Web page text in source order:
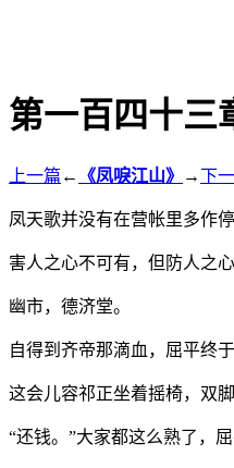
第一百四十三
上一篇 ← 《凤唳江山》 →下
凤天歌并没有在营帐里多作
害人之心不可有，但防人之
幽市，德济堂。
自得到齐帝那滴血，屈平终
这会儿容祁正坐着摇椅，双
“还钱。”大家都这么熟了，